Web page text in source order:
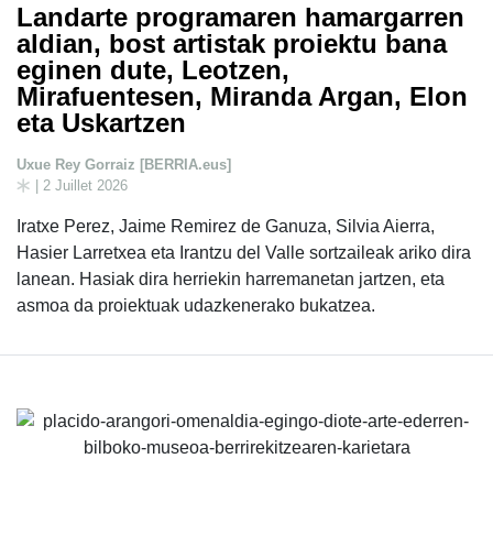
Landarte programaren hamargarren
aldian, bost artistak proiektu bana
eginen dute, Leotzen,
Mirafuentesen, Miranda Argan, Elon
eta Uskartzen
Uxue Rey Gorraiz [BERRIA.eus]
| 2 Juillet 2026
Iratxe Perez, Jaime Remirez de Ganuza, Silvia Aierra,
Hasier Larretxea eta Irantzu del Valle sortzaileak ariko dira
lanean. Hasiak dira herriekin harremanetan jartzen, eta
asmoa da proiektuak udazkenerako bukatzea.